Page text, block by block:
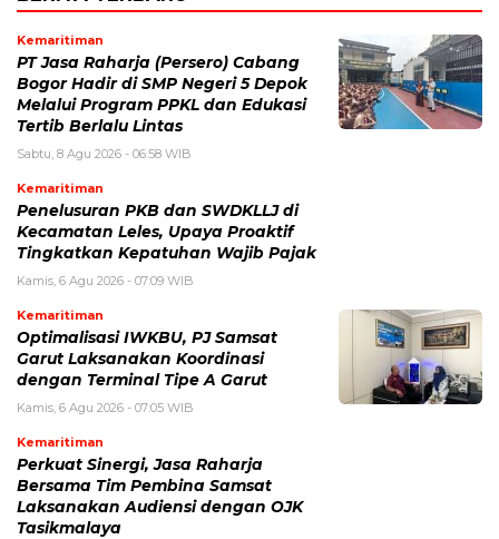
Kemaritiman
PT Jasa Raharja (Persero) Cabang
Bogor Hadir di SMP Negeri 5 Depok
Melalui Program PPKL dan Edukasi
Tertib Berlalu Lintas
Sabtu, 8 Agu 2026 - 06:58 WIB
Kemaritiman
Penelusuran PKB dan SWDKLLJ di
Kecamatan Leles, Upaya Proaktif
Tingkatkan Kepatuhan Wajib Pajak
Kamis, 6 Agu 2026 - 07:09 WIB
Kemaritiman
Optimalisasi IWKBU, PJ Samsat
Garut Laksanakan Koordinasi
dengan Terminal Tipe A Garut
Kamis, 6 Agu 2026 - 07:05 WIB
Kemaritiman
Perkuat Sinergi, Jasa Raharja
Bersama Tim Pembina Samsat
Laksanakan Audiensi dengan OJK
Tasikmalaya